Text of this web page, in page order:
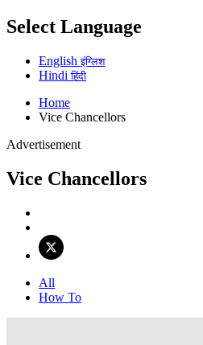
Select Language
Englishइंग्लिश
Hindiहिंदी
Home
Vice Chancellors
Advertisement
Vice Chancellors
All
How To